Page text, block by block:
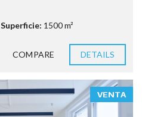
Superficie: 1500 m²
COMPARE DETAILS
VENTA